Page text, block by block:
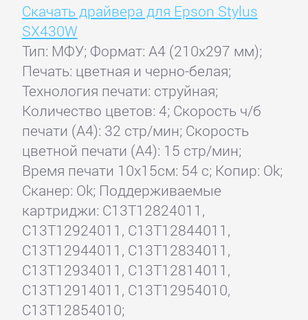
Скачать драйвера для Epson Stylus
SX430W
Тип: МФУ; Формат: A4 (210x297 мм);
Печать: цветная и черно-белая;
Технология печати: струйная;
Количество цветов: 4; Скорость ч/б
печати (А4): 32 стр/мин; Скорость
цветной печати (А4): 15 стр/мин;
Время печати 10x15см: 54 с; Копир: Ok;
Сканер: Ok; Поддерживаемые
картриджи: C13T12824011,
C13T12924011, C13T12844011,
C13T12944011, C13T12834011,
C13T12934011, C13T12814011,
C13T12914011, C13T12954010,
C13T12854010;